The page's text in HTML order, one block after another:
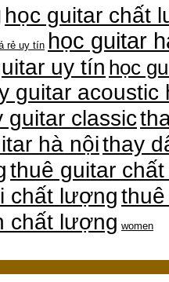
học guitar chất
rẻ uy tín học guitar
uy tín học
guitar acoustic
guitar classic
hà nộithay
thuê guitar
chất lượng
chất lượng women